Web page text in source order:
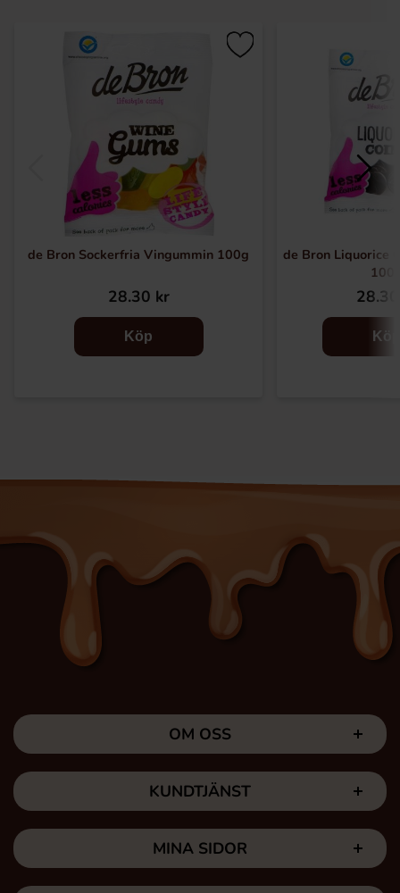
de Bron Sockerfria Vingummin 100g
28.30 kr
Köp
de Bron Liquorice
Köp
OM OSS
KUNDTJÄNST
MINA SIDOR